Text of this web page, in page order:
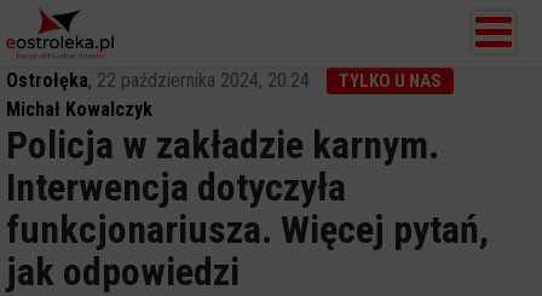
Ostrołęka, 22 października 2024, 20:24 TYLKO U NAS
Michał Kowalczyk
Policja w zakładzie karnym.
Interwencja dotyczyła
funkcjonariusza. Więcej pytań,
jak odpowiedzi